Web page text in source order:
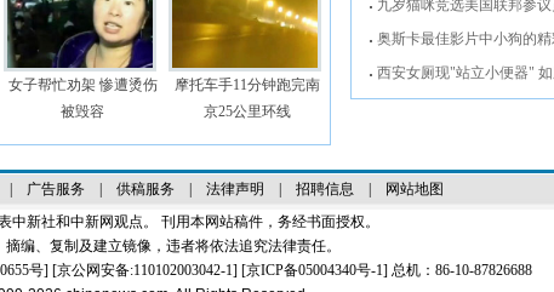
女子帮忙劝架 惨遭烫伤
被毁容
摩托车手11分钟跑完南
京25公里环线
九岁猫咪竞选美国联邦参议
奥斯卡最佳影片中小狗的
西安女厕现"站立小便器"
广告服务| 供稿服务| 法律声明 招聘信息
网站地图
中新社和中新网观点。 刊用本网站稿件，务经书面授权。
编、复制及建立镜像，违者将依法追究法律责任。
号] [京公网安备:110102003042-1] [京ICP备05004340号-1] 总机：86-10-87826688